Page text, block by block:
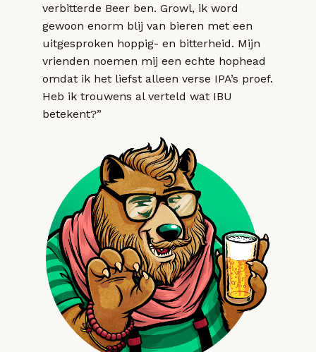
verbitterde Beer ben. Growl, ik word
gewoon enorm blij van bieren met een
uitgesproken hoppig- en bitterheid. Mijn
vrienden noemen mij een echte hophead
omdat ik het liefst alleen verse IPA’s proef.
Heb ik trouwens al verteld wat IBU
betekent?”